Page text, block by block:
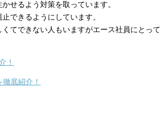
せるよう対策を取っています。
できるようにしています。
てできない人もいますがエース社員にとっ
！
底紹介！